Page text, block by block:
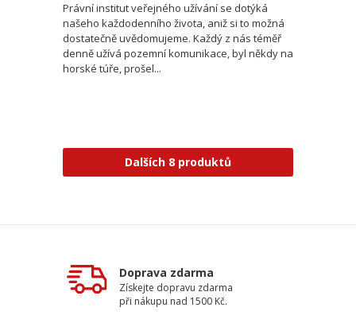
Právní institut veřejného užívání se dotýká
našeho každodenního života, aniž si to možná
dostatečně uvědomujeme. Každý z nás téměř
denně užívá pozemní komunikace, byl někdy na
horské túře, prošel...
Dalších 8 produktů
Doprava zdarma
Získejte dopravu zdarma
při nákupu nad 1500 Kč.